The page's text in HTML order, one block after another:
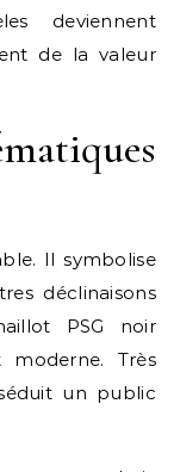
deviennent
de la valeur
Il symbolise
déclinaisons
PSG noir
Très
un public